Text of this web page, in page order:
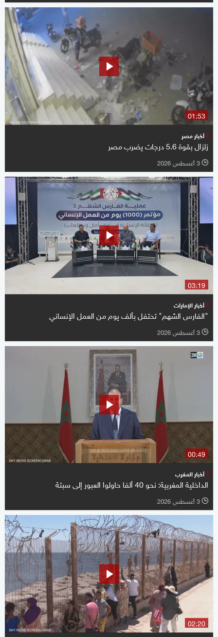
01:53
أخبار مصر
زلزال بقوة 5.6 درجات يضرب مصر
l 3 أغسطس 2026
03:19
أخبار الإمارات
"الفارس الشهم" تحتفل بألف يوم من العمل الإنساني
l 3 أغسطس 2026
00:49
أخبار المغرب
الداخلية المغربية: نحو 40 ألفا حاولوا العبور إلى سبتة
l 3 أغسطس 2026
02:20